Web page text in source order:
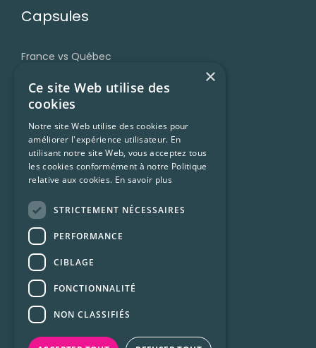
Capsules
France vs Québec
Accent et prononciation
Vocabulaire et expressions
Trucs et ressources
Francophonie
Ressources
Conditions d’utilisation
Confidentialité
Foire aux questions (FAQ)
×
Ce site Web utilise des
cookies
Notre site Web utilise des cookies pour
améliorer l'expérience utilisateur. En
utilisant notre site Web, vous acceptez tous
les cookies conformément à notre Politique
relative aux cookies. En savoir plus
STRICTEMENT NÉCESSAIRES
PERFORMANCE
CIBLAGE
FONCTIONNALITÉ
NON CLASSIFIÉS